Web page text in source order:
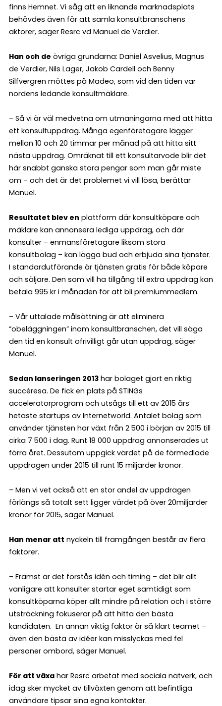
finns Hemnet. Vi såg att en liknande marknadsplats
behövdes även för att samla konsultbranschens
aktörer, säger Resrc vd Manuel de Verdier.
Han och de övriga grundarna: Daniel Asvelius, Magnus
de Verdier, Nils Lager, Jakob Cardell och Benny
Silfvergren möttes på Madeo, som vid den tiden var
nordens ledande konsultmäklare.
– Så vi är väl medvetna om utmaningarna med att hitta
ett konsultuppdrag. Många egenföretagare lägger
mellan 10 och 20 timmar per månad på att hitta sitt
nästa uppdrag. Omräknat till ett konsultarvode blir det
här snabbt ganska stora pengar som man går miste
om – och det är det problemet vi vill lösa, berättar
Manuel.
Resultatet blev en plattform där konsultköpare och
mäklare kan annonsera lediga uppdrag, och där
konsulter – enmansföretagare liksom stora
konsultbolag – kan lägga bud och erbjuda sina tjänster.
I standardutförande är tjänsten gratis för både köpare
och säljare. Den som vill ha tillgång till extra uppdrag kan
betala 995 kr i månaden för att bli premiummedlem.
– Vår uttalade målsättning är att eliminera
”obeläggningen” inom konsultbranschen, det vill säga
den tid en konsult ofrivilligt går utan uppdrag, säger
Manuel.
Sedan lanseringen 2013 har bolaget gjort en riktig
succéresa. De fick en plats på STINGs
acceleratorprogram och utsågs till ett av 2015 års
hetaste startups av Internetworld. Antalet bolag som
använder tjänsten har växt från 2 500 i början av 2015 till
cirka 7 500 i dag. Runt 18 000 uppdrag annonserades ut
förra året. Dessutom uppgick värdet på de förmedlade
uppdragen under 2015 till runt 15 miljarder kronor.
– Men vi vet också att en stor andel av uppdragen
förlängs så totalt sett ligger värdet på över 20miljarder
kronor för 2015, säger Manuel.
Han menar att nyckeln till framgången består av flera
faktorer.
– Främst är det förstås idén och timing – det blir allt
vanligare att konsulter startar eget samtidigt som
konsultköparna köper allt mindre på relation och i större
utsträckning fokuserar på att hitta den bästa
kandidaten. En annan viktig faktor är så klart teamet –
även den bästa av idéer kan misslyckas med fel
personer ombord, säger Manuel.
För att växa har Resrc arbetat med sociala nätverk, och
idag sker mycket av tillväxten genom att befintliga
användare tipsar sina egna kontakter.